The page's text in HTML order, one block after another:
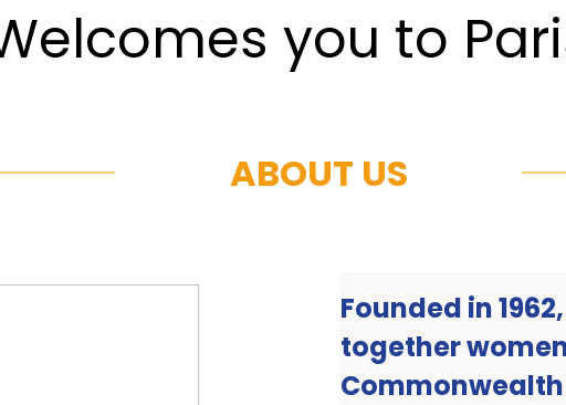
you to
ABOUT US
Founded in
together